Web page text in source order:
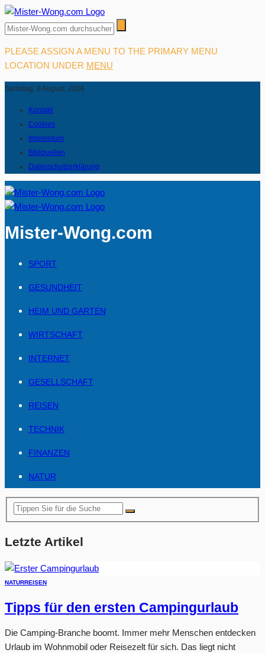
PLEASE ASSIGN A MENU TO THE PRIMARY MENU
LOCATION UNDER MENU
Samstag, 8 August, 2026
Kontakt
Cookies
Impressum
Bildquellen
Datenschutzerklärung
Mister-Wong.com
SPORT
GESUNDHEIT
HEIM UND GARTEN
WIRTSCHAFT
INTERNET
GESELLSCHAFT
REISEN
TECHNIK
FINANZEN
NATUR
Letzte Artikel
NATURREISEN
Tipps für den ersten Campingurlaub
Die Camping-Branche boomt. Immer mehr Menschen entdecken
Urlaub im Wohnmobil oder Reisezelt für sich. Das liegt nicht